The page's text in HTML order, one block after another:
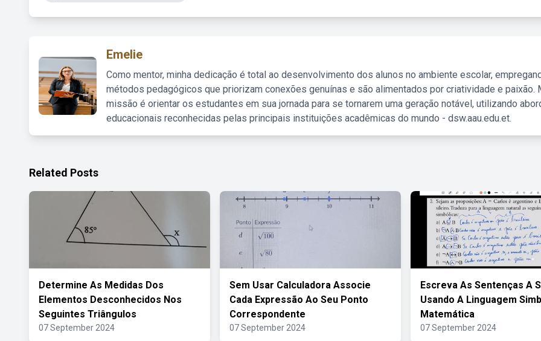
Emelie
Como mentor, minha dedicação é total ao desenvolvimento dos alunos no ambiente escolar,
métodos pedagógicos que priorizam conexões genuínas e são alimentados por criatividade e paixão.
missão é orientar os estudantes em sua jornada para se tornarem uma geração notável, utilizando
educacionais reconhecidas pelas principais instituições acadêmicas do mundo - dsw.aau.edu.et.
Related Posts
Determine As Medidas Dos
Elementos Desconhecidos Nos
Seguintes Triângulos
07 September 2024
Sem Usar Calculadora Associe
Cada Expressão Ao Seu Ponto
Correspondente
07 September 2024
Escreva As Sentenças A
Usando A Linguagem
Matemática
07 September 2024